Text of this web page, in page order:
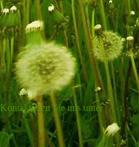
Sie uns unter